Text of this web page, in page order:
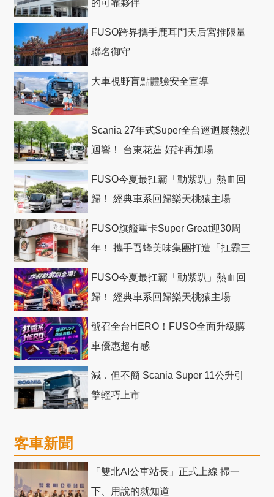
的可靠夥伴
FUSO跨界攜手鹿耳門天后宮推限量
聯名御守
大車視野盲點體驗安全宣導
Scania 27年式Super全台巡迴展熱烈
迴響！ 台東花蓮 好評再加場
FUSO今夏最扛霸「動紫趴」熱血回
歸！ 經典車系回歸樂天桃猿主場
FUSO旗艦重卡Super Great迎30周
年！ 攜手吾蜂美味集團打造「扛霸三
FUSO今夏最扛霸「動紫趴」熱血回
歸！ 經典車系回歸樂天桃猿主場
號召全台HERO！FUSO全面升級購
車優惠超有感
減．但不簡 Scania Super 11公升引
擎輕巧上市
客車新聞
「雙北AI公車站長」正式上線 掃一
下、用說的就知道